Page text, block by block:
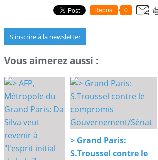
Repost 0
S'inscrire à la newsletter
Vous aimerez aussi :
> Grand Paris:
S.Troussel contre le